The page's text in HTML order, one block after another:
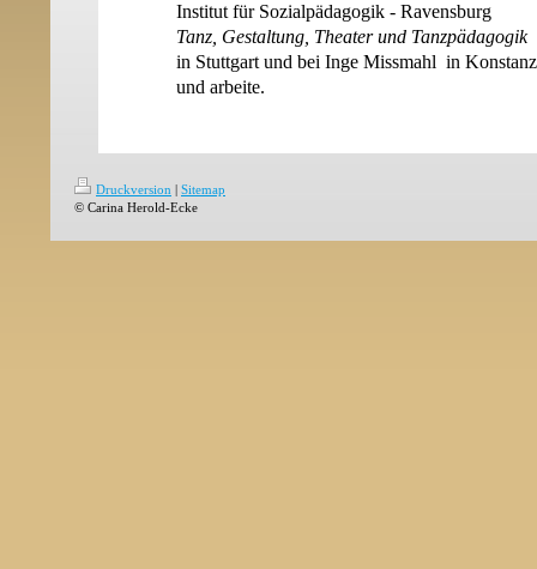
Institut für Sozialpädagogik - Ravensburg
Tanz, Gestaltung, Theater und Tanzpädagogik
in Stuttgart und bei Inge Missmahl in
und arbeite.
Druckversion | Sitemap
© Carina Herold-Ecke